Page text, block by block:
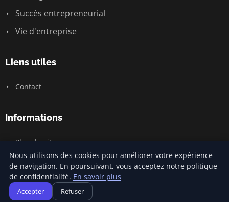
Succès entrepreneurial
Vie d'entreprise
Liens utiles
Contact
Informations
Plan du site
© 2026 Jamm Saintlouis. Tous droits réservés.
Nous utilisons des cookies pour améliorer votre expérience
de navigation. En poursuivant, vous acceptez notre politique
de confidentialité. En savoir plus
Accepter Refuser